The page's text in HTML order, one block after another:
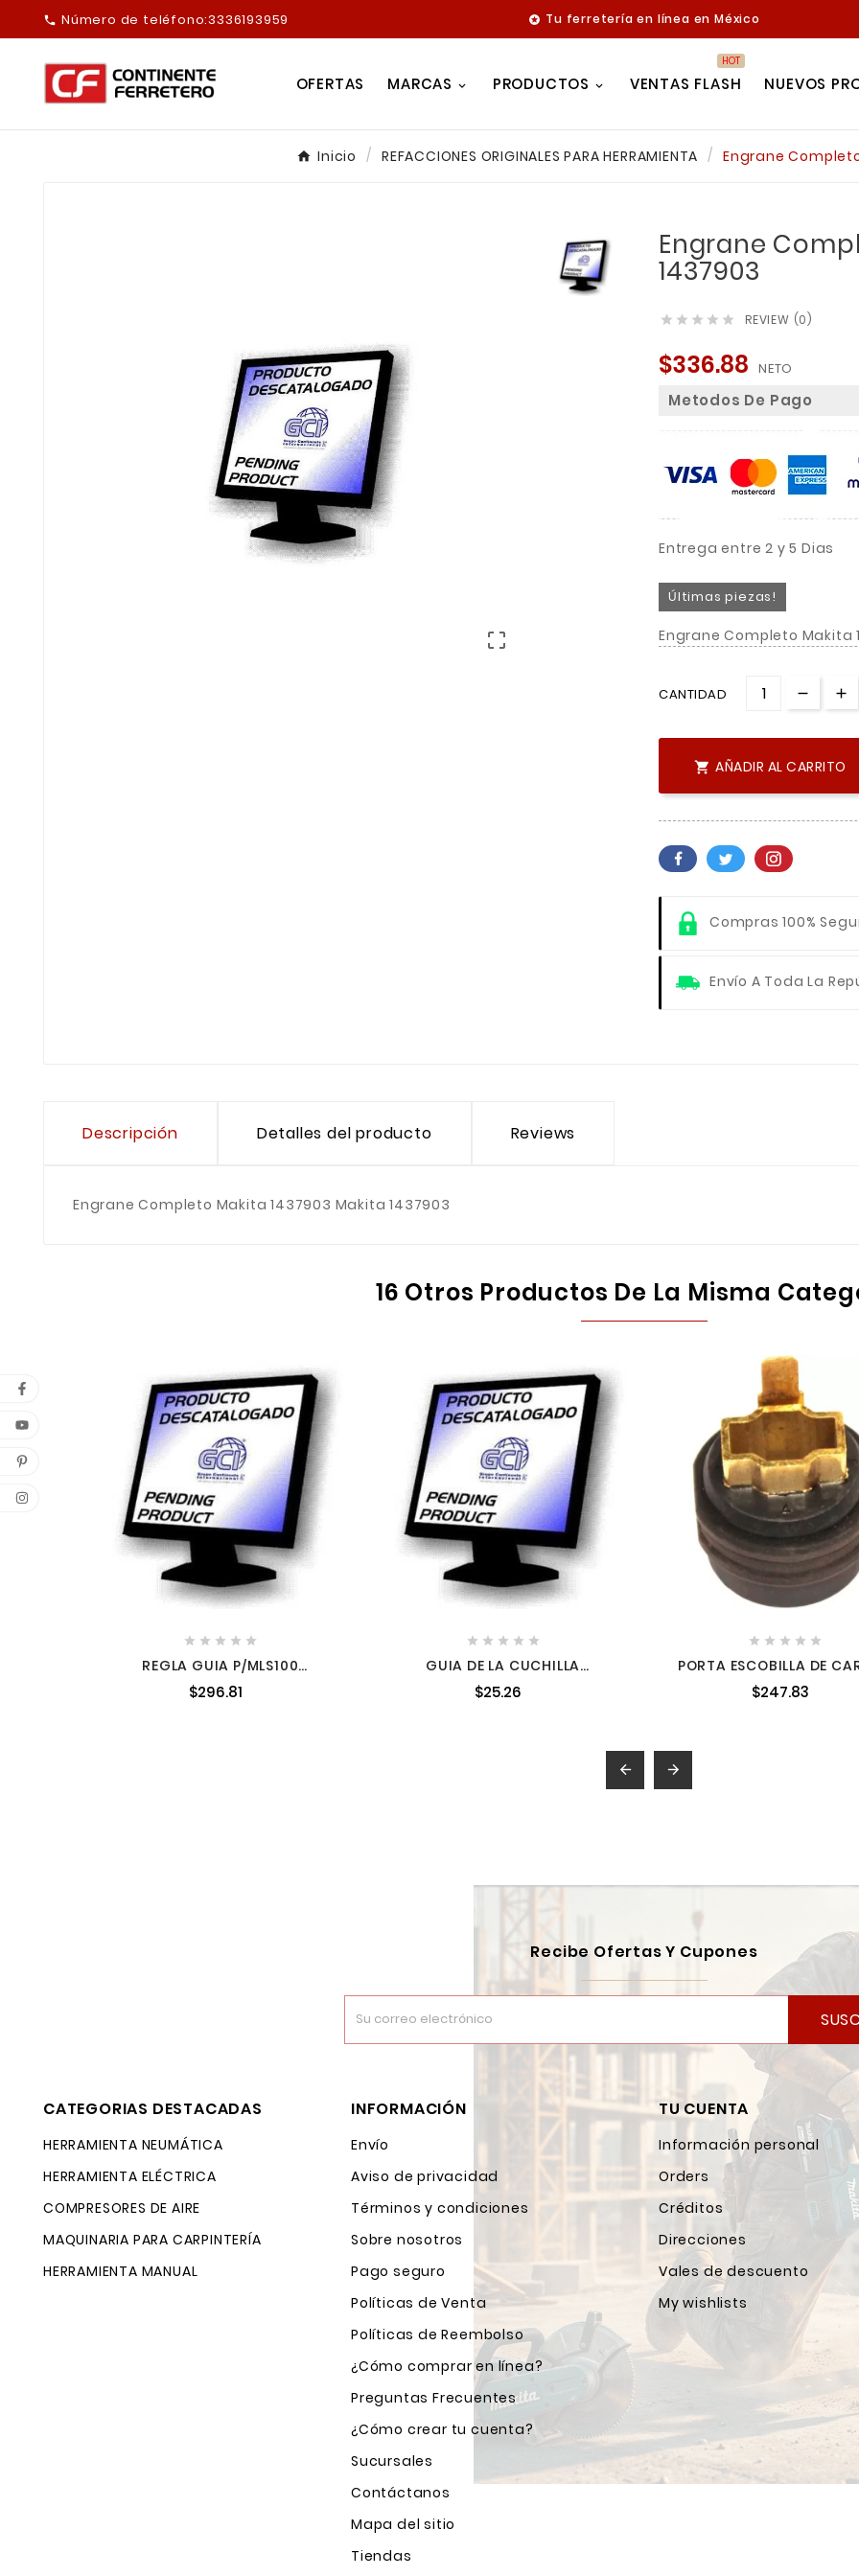
 Número de teléfono:3336193959  Tu ferretería en línea en México
OFERTAS MARCAS PRODUCTOS VENTAS FLASH
HOT
NUEVOS
Inicio REFACCIONES ORIGINALES PARA HERRAMIENTA Engrane

Engrane
1437903
     REVIEW (0)
$336.88 NETO
Metodos De Pago
Entrega entre 2 y 5 Dias
Últimas piezas!
Engrane Completo Makita
CANTIDAD
 AÑADIR AL CARRITO
Compras 100%
Envío A Toda La
Descripción Detalles del producto Reviews
Engrane Completo Makita 1437903 Makita 1437903
16 Otros Productos De La Misma
    
REGLA GUIA P/MLS100
JM23000023 JM23000023
$296.81
    
GUIA DE LA CUCHILLA
$25.26
    
PORTA ESCOBILLA DE
$247.83
 
Recibe Ofertas Y Cupones
CATEGORIAS DESTACADAS
HERRAMIENTA NEUMÁTICA
HERRAMIENTA ELÉCTRICA
COMPRESORES DE AIRE
MAQUINARIA PARA CARPINTERÍA
HERRAMIENTA MANUAL
INFORMACIÓN
Envío
Aviso de privacidad
Términos y condiciones
Sobre nosotros
Pago seguro
Políticas de Venta
Políticas de Reembolso
¿Cómo comprar en línea?
Preguntas Frecuentes
¿Cómo crear tu cuenta?
Sucursales
Contáctanos
Mapa del sitio
Tiendas
TU CUENTA
Información personal
Orders
Créditos
Direcciones
Vales de descuento
My wishlists